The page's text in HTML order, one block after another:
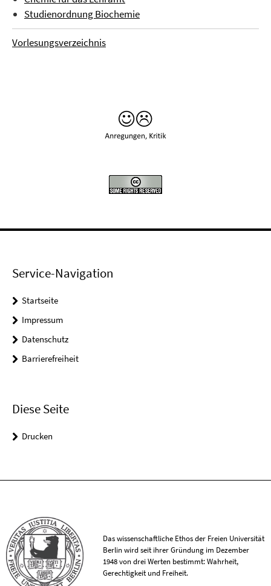
Studienordnung Biochemie
Vorlesungsverzeichnis
Service-Navigation
Startseite
Impressum
Datenschutz
Barrierefreiheit
Diese Seite
Drucken
Das wissenschaftliche Ethos der Freien Universität
Berlin wird seit ihrer Gründung im Dezember
1948 von drei Werten bestimmt: Wahrheit,
Gerechtigkeit und Freiheit.